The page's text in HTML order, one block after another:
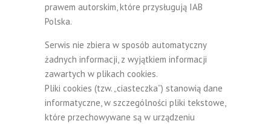
prawem autorskim, które przysługują IAB
Polska.
Serwis nie zbiera w sposób automatyczny
żadnych informacji, z wyjątkiem informacji
zawartych w plikach cookies.
Pliki cookies (tzw. „ciasteczka”) stanowią dane
informatyczne, w szczególności pliki tekstowe,
które przechowywane są w urządzeniu